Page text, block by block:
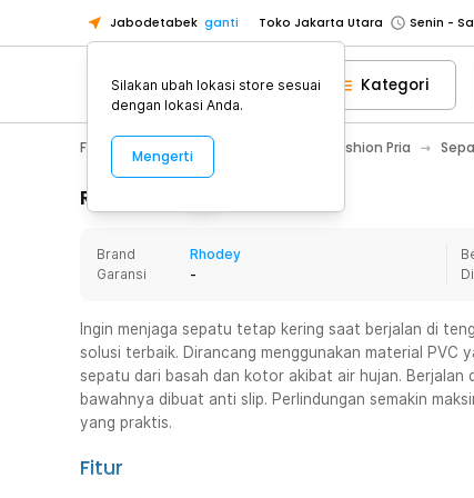
Jabodetabek ganti Toko Jakarta Utara
Toko Tangerang
Toko Cikupa
Pick n Go Jakarta Barat
Pick n Go Bekasi
Senin -
Senin -
Senin -
Senin -
Toko Tangerang
Toko Cikupa
Pick n Go Jakarta Barat
Senin -
Kategori
Fashion, Make Up & Beauty Care Fashion Pria
Rincian Produk
Brand
Rhodey
Garansi
-
Ingin menjaga sepatu tetap kering saat berjalan di
solusi terbaik. Dirancang menggunakan material PVC
sepatu dari basah dan kotor akibat air hujan. Berjalan
bawahnya dibuat anti slip. Perlindungan semakin
yang praktis.
Fitur
Silakan ubah lokasi store sesuai
dengan lokasi Anda.
Mengerti